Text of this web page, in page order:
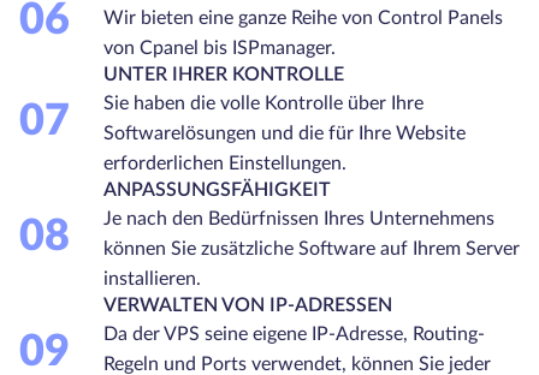
06
Wir bieten eine ganze Reihe von Control Panels
von Cpanel bis ISPmanager.
07
UNTER IHRER KONTROLLE
Sie haben die volle Kontrolle über Ihre
Softwarelösungen und die für Ihre Website
erforderlichen Einstellungen.
08
ANPASSUNGSFÄHIGKEIT
Je nach den Bedürfnissen Ihres Unternehmens
können Sie zusätzliche Software auf Ihrem Server
installieren.
09
VERWALTEN VON IP-ADRESSEN
Da der VPS seine eigene IP-Adresse, Routing-
Regeln und Ports verwendet, können Sie jeder